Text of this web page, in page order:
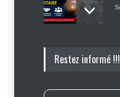
Restez informé !!!